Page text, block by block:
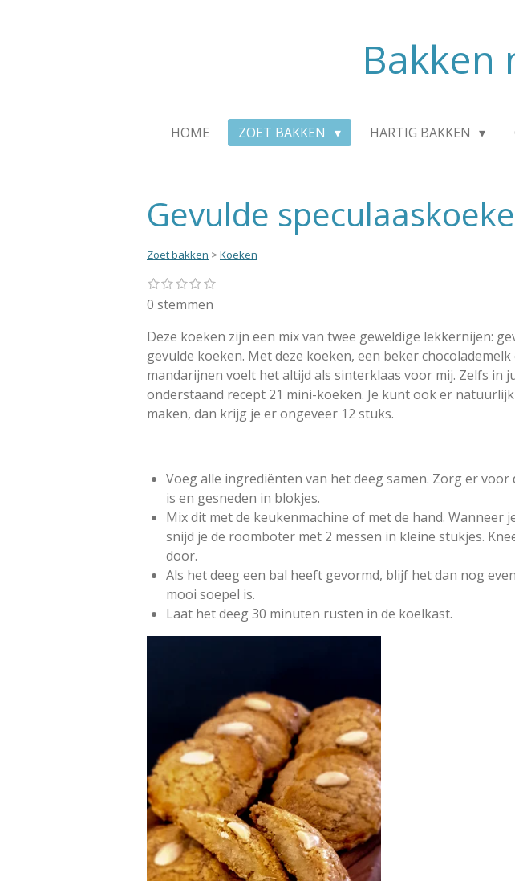
Bakken
HOME ZOET BAKKEN HARTIG BAKKEN
Gevulde
Zoet bakken >Koeken
R
a
i
n
g
:
0
e
1
s
t
r
2
t
r
r
e
n
3
t
r
r
e
n
4
t
r
r
e
n
5
t
r
r
e
n
S
m
m
e
n
0 stemmen
Deze koeken zijn een mix van twee geweldige lekkernijen:
gevulde koeken. Met deze koeken, een beker
mandarijnen voelt het altijd als sinterklaas voor mij. Zelfs in
onderstaand recept 21 mini-koeken. Je kunt ook er
maken, dan krijg je er ongeveer 12 stuks.
Voeg alle ingrediënten van het deeg samen. Zorg er
is en gesneden in blokjes.
Mix dit met de keukenmachine of met de hand. Wanneer
snijd je de roomboter met 2 messen in kleine stukjes.
door.
Als het deeg een bal heeft gevormd, blijf het dan nog
mooi soepel is.
Laat het deeg 30 minuten rusten in de koelkast.